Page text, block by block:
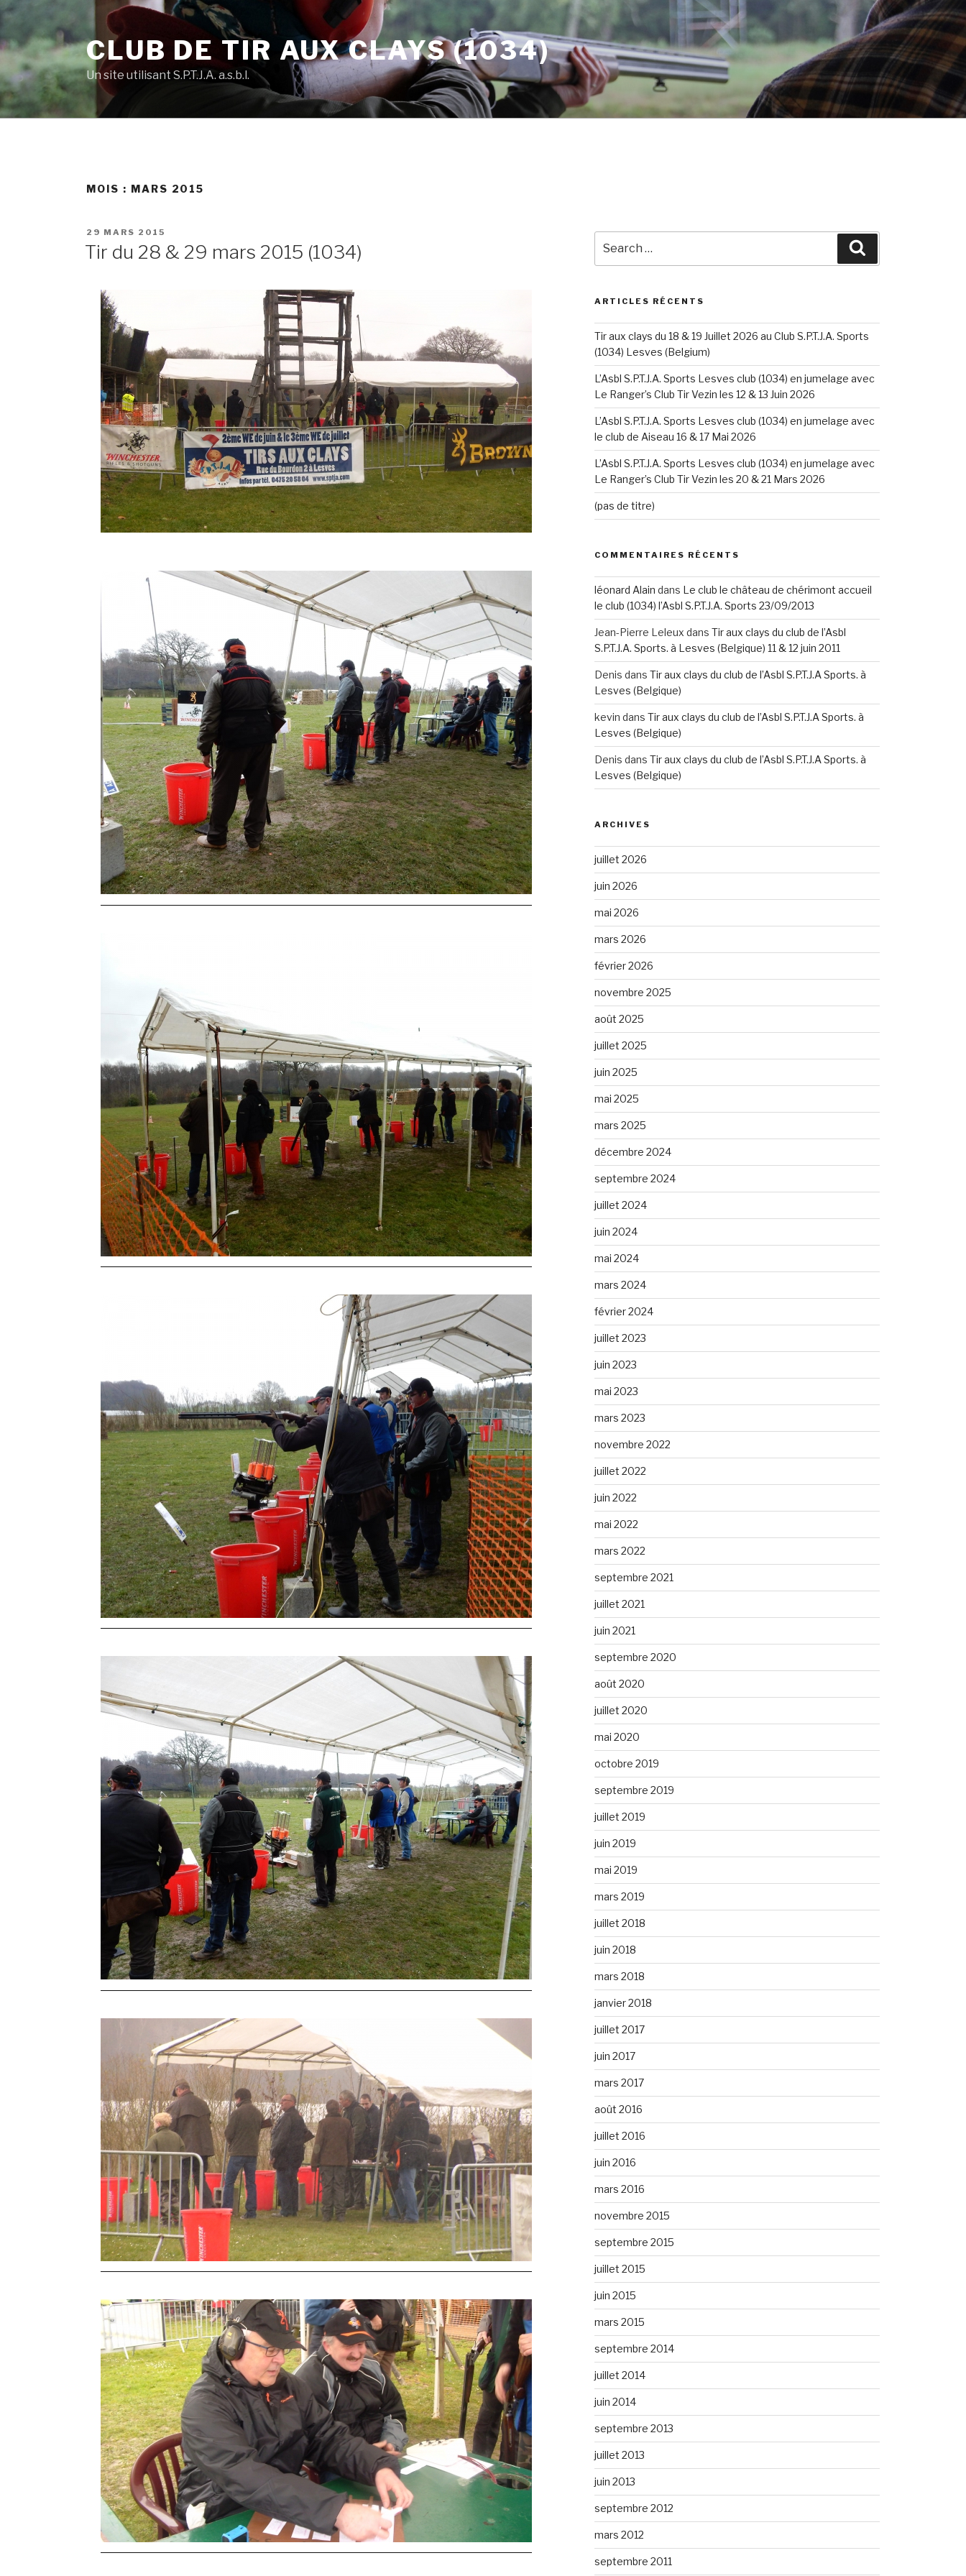
Skip
content
CLUB DE TIR AUX CLAYS (1034)
Un site utilisant S.P.T.J.A. a.s.b.l.
MOIS : MARS 2015
POSTED
29 MARS 2015
Tir du 28 & 29 mars 2015 (1034)
for:
ARTICLES RÉCENTS
Tir aux clays du 18 & 19 Juillet 2026 au Club S.P.T.J.A. Sports
(1034) Lesves (Belgium)
L’Asbl S.P.T.J.A. Sports Lesves club (1034) en jumelage avec
Le Ranger’s Club Tir Vezin les 12 & 13 Juin 2026
L’Asbl S.P.T.J.A. Sports Lesves club (1034) en jumelage avec
le club de Aiseau 16 & 17 Mai 2026
L’Asbl S.P.T.J.A. Sports Lesves club (1034) en jumelage avec
Le Ranger’s Club Tir Vezin les 20 & 21 Mars 2026
(pas de titre)
COMMENTAIRES RÉCENTS
léonard Alain dans Le club le château de chérimont accueil
le club (1034) l’Asbl S.P.T.J.A. Sports 23/09/2013
Jean-Pierre Leleux dans Tir aux clays du club de l’Asbl
S.P.T.J.A. Sports. à Lesves (Belgique) 11 & 12 juin 2011
Denis dans Tir aux clays du club de l’Asbl S.P.T.J.A Sports. à
Lesves (Belgique)
kevin dans Tir aux clays du club de l’Asbl S.P.T.J.A Sports. à
Lesves (Belgique)
Denis dans Tir aux clays du club de l’Asbl S.P.T.J.A Sports. à
Lesves (Belgique)
ARCHIVES
juillet 2026
juin 2026
mai 2026
mars 2026
février 2026
novembre 2025
août 2025
juillet 2025
juin 2025
mai 2025
mars 2025
décembre 2024
septembre 2024
juillet 2024
juin 2024
mai 2024
mars 2024
février 2024
juillet 2023
juin 2023
mai 2023
mars 2023
novembre 2022
juillet 2022
juin 2022
mai 2022
mars 2022
septembre 2021
juillet 2021
juin 2021
septembre 2020
août 2020
juillet 2020
mai 2020
octobre 2019
septembre 2019
juillet 2019
juin 2019
mai 2019
mars 2019
juillet 2018
juin 2018
mars 2018
janvier 2018
juillet 2017
juin 2017
mars 2017
août 2016
juillet 2016
juin 2016
mars 2016
novembre 2015
septembre 2015
juillet 2015
juin 2015
mars 2015
septembre 2014
juillet 2014
juin 2014
septembre 2013
juillet 2013
juin 2013
septembre 2012
mars 2012
septembre 2011